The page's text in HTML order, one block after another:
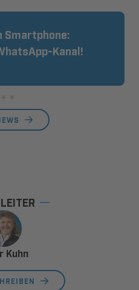
Smartphone:
Kanal!
Kuhn